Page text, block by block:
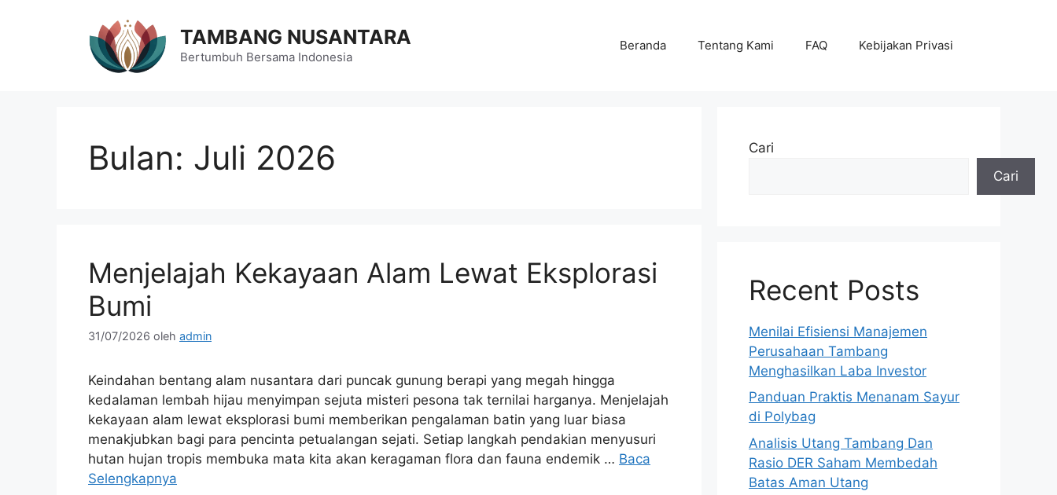
TAMBANG NUSANTARA
Bertumbuh Bersama Indonesia
Beranda Tentang Kami FAQ Kebijakan Privasi
Bulan: Juli 2026
Menjelajah Kekayaan Alam Lewat Eksplorasi
Bumi
31/07/2026 oleh admin
Keindahan bentang alam nusantara dari puncak gunung berapi yang megah hingga
kedalaman lembah hijau menyimpan sejuta misteri pesona tak ternilai harganya. Menjelajah
kekayaan alam lewat eksplorasi bumi memberikan pengalaman batin yang luar biasa
menakjubkan bagi para pencinta petualangan sejati. Setiap langkah pendakian menyusuri
hutan hujan tropis membuka mata kita akan keragaman flora dan fauna endemik … Baca
Selengkapnya
Cari
Cari
Recent Posts
Menilai Efisiensi Manajemen
Perusahaan Tambang
Menghasilkan Laba Investor
Panduan Praktis Menanam Sayur
di Polybag
Analisis Utang Tambang Dan
Rasio DER Saham Membedah
Batas Aman Utang